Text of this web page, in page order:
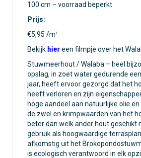
100 cm – voorraad beperkt
Prijs:
€5,95 /m¹
Bekijk hier een filmpje over het
Stuwmeerhout / Walaba – heel
opslag, in zoet water gedurende
jaar, heeft ervoor gezorgd dat het
heeft verloren en zijn
hoge aandeel aan natuurlijke olie
de zwel en krimpwaarden van het
beter dan welk ander hout geschikt
gebruik als hoogwaardige
afkomstig uit het
is ecologisch verantwoord in elk